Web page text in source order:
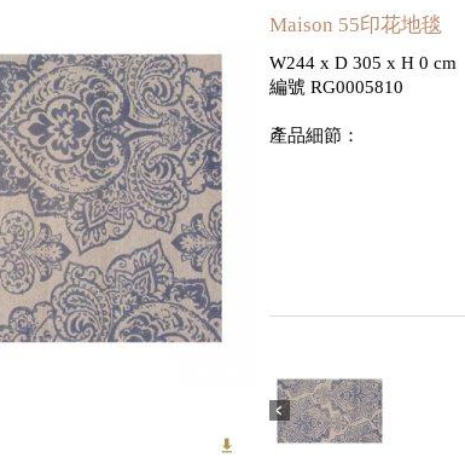
Maison 55印花地毯
W244 x D 305 x H 0 cm
編號 RG0005810
產品細節：